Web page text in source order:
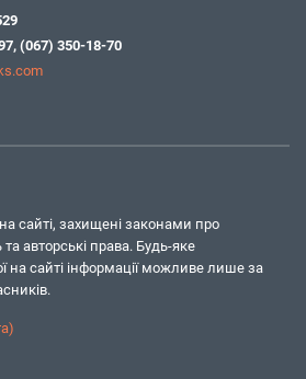
, (067) 350-18-70
сайті, захищені законами про
та авторські права. Будь-яке
на сайті інформації можливе лише за